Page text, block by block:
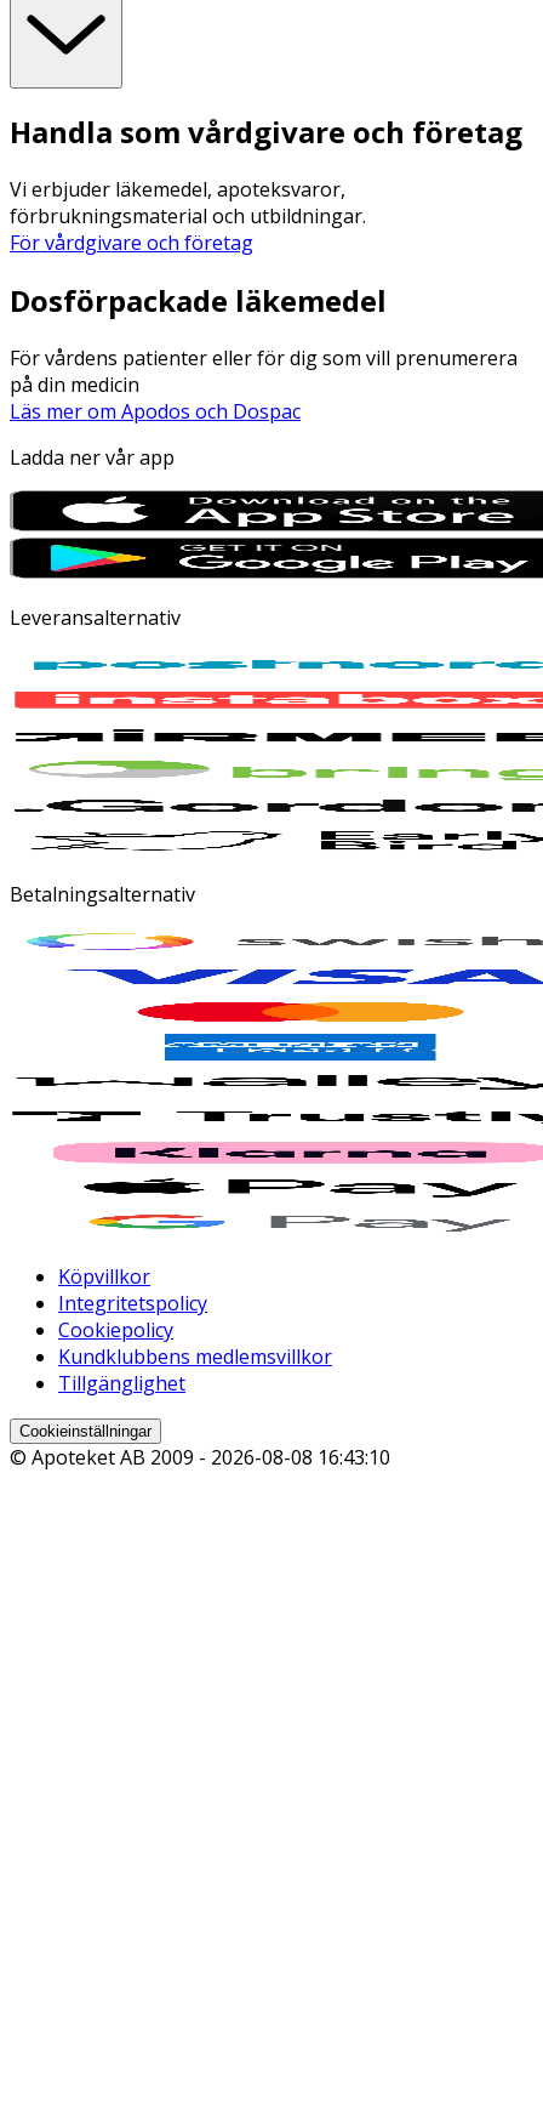
Handla som vårdgivare och företag
Vi erbjuder läkemedel, apoteksvaror,
förbrukningsmaterial och utbildningar.
För vårdgivare och företag
Dosförpackade läkemedel
För vårdens patienter eller för dig som vill prenumerera
på din medicin
Läs mer om Apodos och Dospac
Ladda ner vår app
Leveransalternativ
Betalningsalternativ
Köpvillkor
Integritetspolicy
Cookiepolicy
Kundklubbens medlemsvillkor
Tillgänglighet
Cookieinställningar
© Apoteket AB 2009 - 2026-08-08 16:43:10